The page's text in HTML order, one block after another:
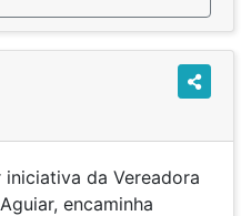
da Vereadora
encaminha